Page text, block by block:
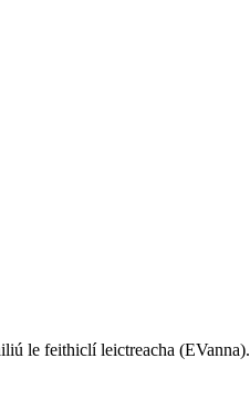
le feithiclí leictreacha (EVanna).